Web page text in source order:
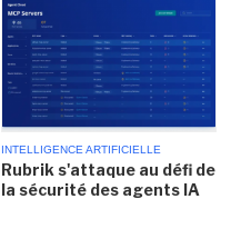
INTELLIGENCE ARTIFICIELLE
Rubrik s'attaque au défi de
la sécurité des agents IA